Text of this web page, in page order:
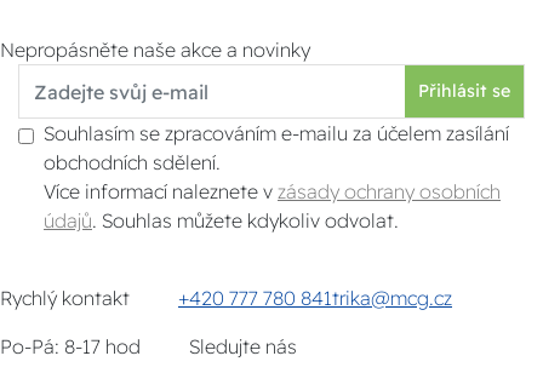
Nepropásněte naše akce a novinky
Přihlásit se
Souhlasím se zpracováním e-mailu za účelem zasílání
obchodních sdělení.
Více informací naleznete v zásady ochrany osobních
údajů . Souhlas můžete kdykoliv odvolat.
Rychlý kontakt +420 777 780 841trika@mcg.cz
Po-Pá: 8-17 hod
Sledujte nás